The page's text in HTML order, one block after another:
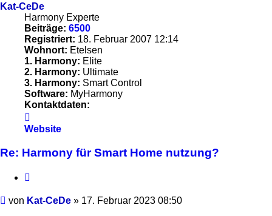
Kat-CeDe
Harmony Experte
Beiträge: 6500
Registriert: 18. Februar 2007 12:14
Wohnort: Etelsen
1. Harmony: Elite
2. Harmony: Ultimate
3. Harmony: Smart Control
Software: MyHarmony
Kontaktdaten:
von
Website
Re: Harmony für Smart Home nutzung?
Beitrag
von Kat-CeDe » 17. Februar 2023 08:50